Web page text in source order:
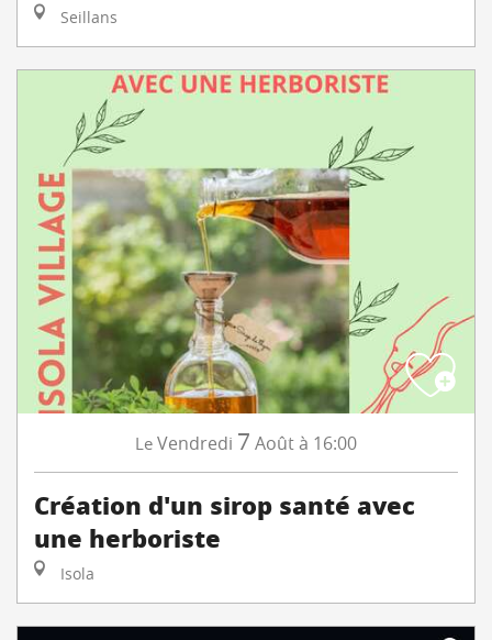
Seillans
Le Vendredi 7 Aoûtà 16:00
Création d'un sirop santé avec
une herboriste
Isola